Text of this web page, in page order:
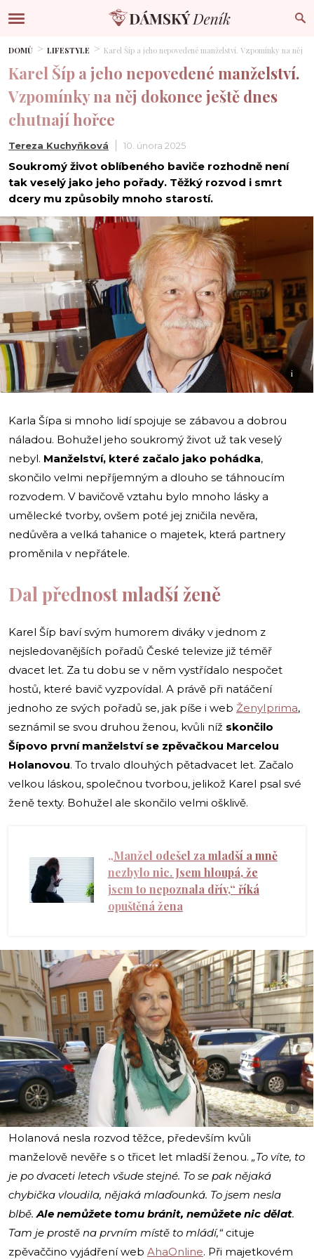
DOMŮ LIFESTYLE Karel Šíp a jeho nepovedené manželství. Vzpomínky na něj
Karel Šíp a jeho nepovedené manželství.
Vzpomínky na něj dokonce ještě dnes
chutnají hořce
Tereza Kuchyňková 10. února 2025
Soukromý život oblíbeného baviče rozhodně není
tak veselý jako jeho pořady. Těžký rozvod i smrt
dcery mu způsobily mnoho starostí.
i
Karla Šípa si mnoho lidí spojuje se zábavou a dobrou
náladou. Bohužel jeho soukromý život už tak veselý
nebyl. Manželství, které začalo jako pohádka,
skončilo velmi nepříjemným a dlouho se táhnoucím
rozvodem. V bavičově vztahu bylo mnoho lásky a
umělecké tvorby, ovšem poté jej zničila nevěra,
nedůvěra a velká tahanice o majetek, která partnery
proměnila v nepřátele.
Dal přednost mladší ženě
Karel Šíp baví svým humorem diváky v jednom z
nejsledovanějších pořadů České televize již téměř
dvacet let. Za tu dobu se v něm vystřídalo nespočet
hostů, které bavič vyzpovídal. A právě při natáčení
jednoho ze svých pořadů se, jak píše i web ŽenyIprima,
seznámil se svou druhou ženou, kvůli níž skončilo
Šípovo první manželství se zpěvačkou Marcelou
Holanovou. To trvalo dlouhých pětadvacet let. Začalo
velkou láskou, společnou tvorbou, jelikož Karel psal své
ženě texty. Bohužel ale skončilo velmi ošklivě.
„Manžel odešel za mladší a mně
nezbylo nic. Jsem hloupá, že
jsem to nepoznala dřív,“ říká
opuštěná žena
i
Holanová nesla rozvod těžce, především kvůli
manželově nevěře s o třicet let mladší ženou. „To víte, to
je po dvaceti letech všude stejné. To se pak nějaká
chybička vloudila, nějaká mlaďounká. To jsem nesla
blbě.Ale nemůžete tomu bránit, nemůžete nic dělat.
Tam je prostě na prvním místě to mládí,“ cituje
zpěvaččino vyjádření web AhaOnline. Při majetkovém